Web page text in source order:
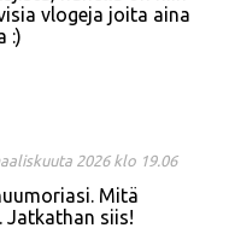
vlogeja joita aina
:)
2026 klo 19.06
Mitä
Jatkathan siis!